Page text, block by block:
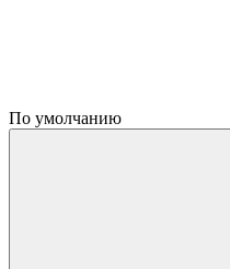
По умолчанию